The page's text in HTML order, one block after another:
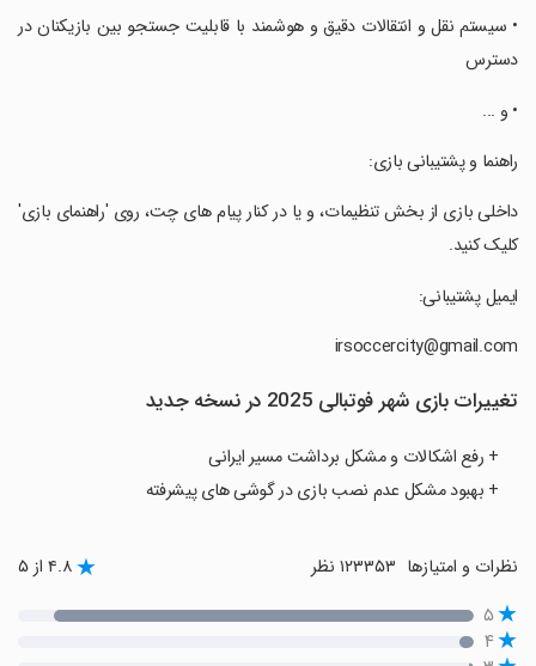
‏‏‏‏‏‏‏• سیستم نقل و انتقالات دقیق و هوشمند با قابلیت جستجو بین بازیکنان در
دسترس
‏‏‏‏‏‏‏• و ...
‏‏‏‏‏‏‏راهنما و پشتیبانی بازی:
‏‏‏‏‏‏‏داخلی بازی از بخش تنظیمات، و یا در کنار پیام های چت، روی 'راهنمای بازی'
کلیک کنید.
‏‏‏‏‏‏‏ایمیل پشتیبانی:
تغییرات بازی ‏‏‏‏‏‏‏شهر فوتبالی 2025 در نسخه جدید
+ رفع اشکالات و مشکل برداشت مسیر ایرانی
+ بهبود مشکل عدم نصب بازی در گوشی های پیشرفته
نظرات و امتیازها ۴.۸ از ۵
۵
۴